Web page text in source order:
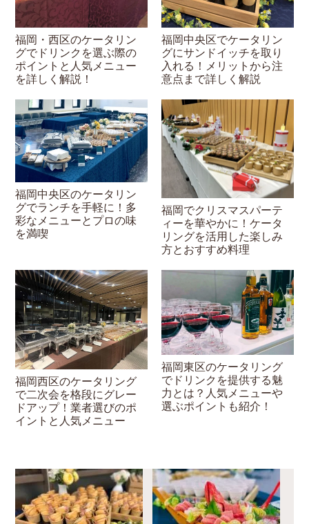
福岡・西区のケータリン
グでドリンクを選ぶ際の
ポイントと人気メニュー
を詳しく解説！
福岡中央区でケータリン
グにサンドイッチを取り
入れる！メリットから注
意点まで詳しく解説
福岡中央区のケータリン
グでランチを手軽に！多
彩なメニューとプロの味
を満喫
福岡でクリスマスパーテ
ィーを華やかに！ケータ
リングを活用した楽しみ
方とおすすめ料理
福岡西区のケータリング
で二次会を格段にグレー
ドアップ！業者選びのポ
イントと人気メニュー
福岡東区のケータリング
でドリンクを提供する魅
力とは？人気メニューや
選ぶポイントも紹介！